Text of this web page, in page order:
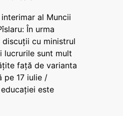
al Muncii
În urma
discuții cu ministrul
lucrurile sunt mult
față de varianta
pe 17 iulie /
este